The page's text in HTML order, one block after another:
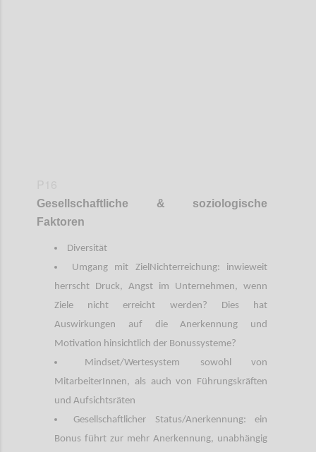
Gesellschaftliche & soziologische
Faktoren
Diversität
Umgang mit ZielNichterreichung: inwieweit
herrscht Druck, Angst im Unternehmen, wenn
Ziele nicht erreicht werden? Dies hat
Auswirkungen auf die Anerkennung und
Motivation hinsichtlich der Bonussysteme?
Mindset/Wertesystem sowohl von
MitarbeiterInnen, als auch von Führungskräften
und Aufsichtsräten
Gesellschaftlicher Status/Anerkennung: ein
Bonus führt zur mehr Anerkennung, unabhängig